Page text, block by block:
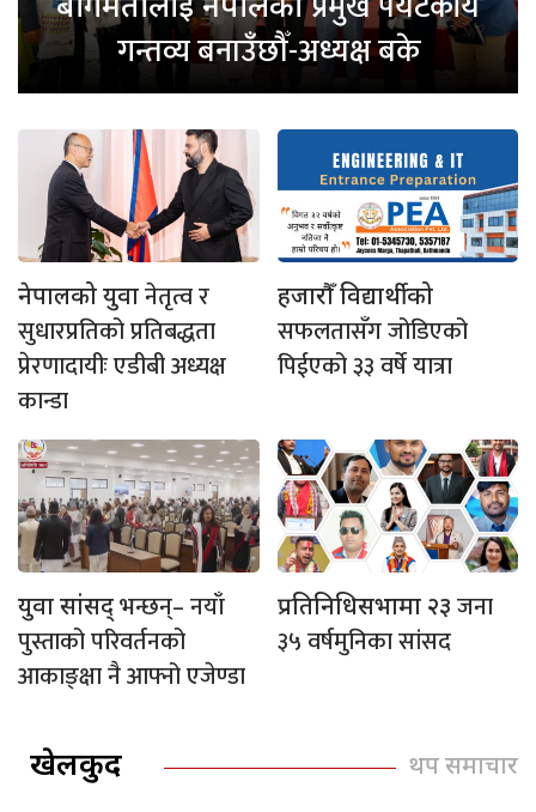
बागमतीलाई नेपालको
गन्तव्य बनाउँछौँ-अध्यक्ष बके
नेपालको युवानेतृत्व र
सुधारप्रतिको प्रतिबद्धता
प्रेरणादायीः एडीबी अध्यक्ष
कान्डा
हजारौँ विद्यार्थीको
सफलतासँग जोडिएको
पिईएको ३३ वर्षे यात्रा
युवा सांसद्भन्छन्– नयाँ
पुस्ताको परिवर्तनको
आकाङ्क्षा नै आफ्नो एजेण्डा
प्रतिनिधिसभामा २३ जना
३५ वर्षमुनिका सांसद
खेलकुद थप समाचार